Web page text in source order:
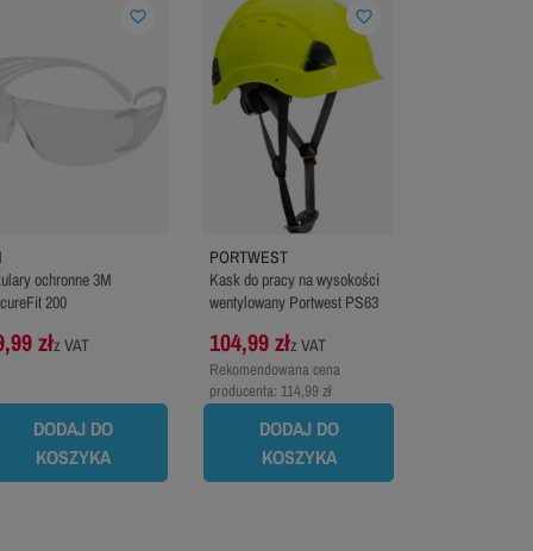
ochronne 3M
200
złz VAT
DODAJ DO
KOSZYKA
favorite_border
PORTWEST
Kask do pracy na wysokości
wentylowany Portwest PS63
104,99 złz VAT
Rekomendowana cena
producenta: 114,99 zł
DODAJ DO
KOSZYKA
favorite_border